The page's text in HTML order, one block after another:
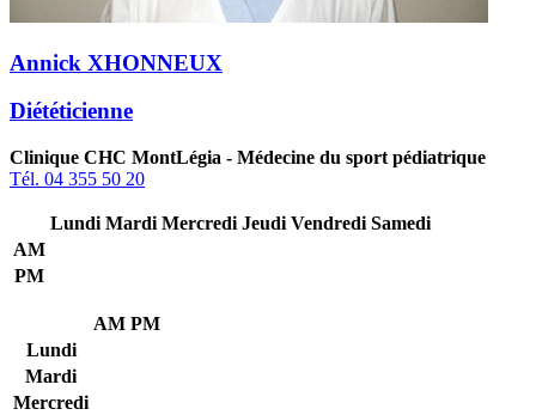
Annick XHONNEUX
Diététicienne
Clinique CHC MontLégia - Médecine du sport pédiatrique
Tél. 04 355 50 20
Lundi Mardi Mercredi Jeudi Vendredi Samedi
AM
PM
AM PM
Lundi
Mardi
Mercredi